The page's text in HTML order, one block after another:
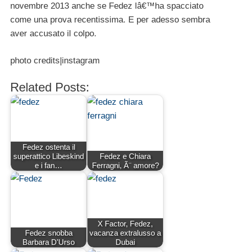
novembre 2013 anche se Fedez lâ€™ha spacciato
come una prova recentissima. E per adesso sembra
aver accusato il colpo.
photo credits|instagram
Related Posts:
Fedez ostenta il
superattico Libeskind
e i fan…
Fedez e Chiara
Ferragni, Ã¨ amore?
Fedez snobba
Barbara D'Urso
X Factor, Fedez,
vacanza extralusso a
Dubai